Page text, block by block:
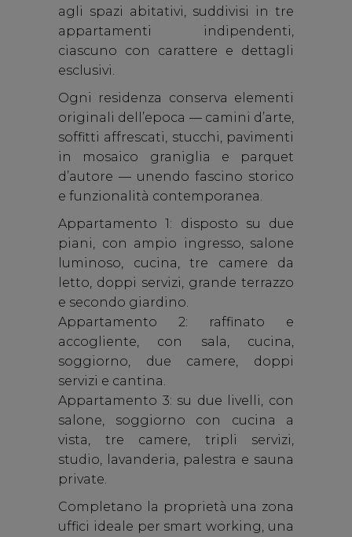
agli spazi abitativi, suddivisi in tre
appartamenti indipendenti,
ciascuno con carattere e dettagli
esclusivi.
Ogni residenza conserva elementi
originali dell’epoca — camini d’arte,
soffitti affrescati, stucchi, pavimenti
in mosaico graniglia e parquet
d’autore — unendo fascino storico
e funzionalità contemporanea.
Appartamento 1: disposto su due
piani, con ampio ingresso, salone
luminoso, cucina, tre camere da
letto, doppi servizi, grande terrazzo
e secondo giardino.
Appartamento 2: raffinato e
accogliente, con sala, cucina,
soggiorno, due camere, doppi
servizi e cantina.
Appartamento 3: su due livelli, con
salone, soggiorno con cucina a
vista, tre camere, tripli servizi,
studio, lavanderia, palestra e sauna
private.
Completano la proprietà una zona
uffici ideale per smart working, una